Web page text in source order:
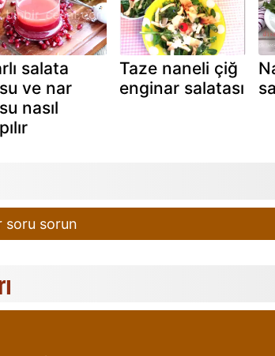
salata
ve nar
nasıl
Taze naneli çiğ
enginar salatası
soru sorun